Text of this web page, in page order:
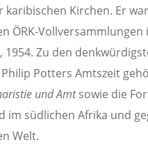
Kirchen. Er
ÖRK-Vollversammlungen
1954. Zu den
Potters Amtszeit
und Amtsowie die
im südlichen Afrika und
Welt.